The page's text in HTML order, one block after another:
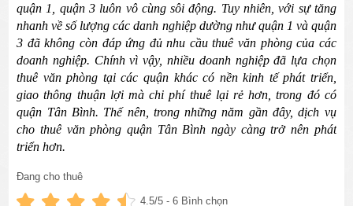
quận 1, quận 3 luôn vô cùng sôi động. Tuy nhiên, với sự tăng
nhanh về số lượng các danh nghiệp dường như quận 1 và quận
3 đã không còn đáp ứng đủ nhu cầu thuê văn phòng của các
doanh nghiệp. Chính vì vậy, nhiều doanh nghiệp đã lựa chọn
thuê văn phòng tại các quận khác có nền kinh tế phát triển,
giao thông thuận lợi mà chi phí thuê lại rẻ hơn, trong đó có
quận Tân Bình. Thế nên, trong những năm gần đây, dịch vụ
cho thuê văn phòng quận Tân Bình ngày càng trở nên phát
triển hơn.
1. Thuê văn phòng quận Tân Bình có lợi ích gì?
Đang cho thuê
4.5/5 -6 Bình chọn